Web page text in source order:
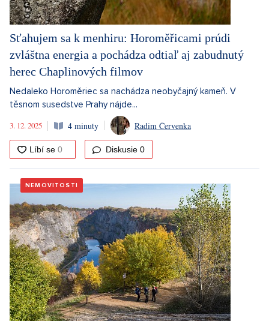
Sťahujem sa k menhiru: Horoměřicami prúdi
zvláštna energia a pochádza odtiaľ aj zabudnutý
herec Chaplinových filmov
Nedaleko Horoměriec sa nachádza neobyčajný kameň. V
těsnom susedstve Prahy nájde...
3. 12. 2025
4 minuty Radim Červenka
Diskusie 0
NEMOVITOSTI